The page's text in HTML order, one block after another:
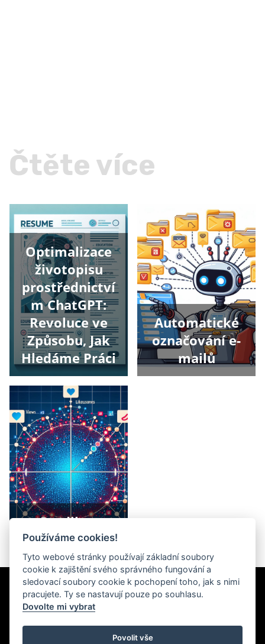
Čtěte více
Optimalizace
životopisu
prostřednictví
m ChatGPT:
Revoluce ve
Způsobu, Jak
Hledáme Práci
Automatické
označování e-
mailů
Predikce
virality
Newsletter
Používáme cookies!
Tyto webové stránky používají základní soubory
cookie k zajištění svého správného fungování a
sledovací soubory cookie k pochopení toho, jak s nimi
pracujete. Ty se nastavují pouze po souhlasu.
Dovolte mi vybrat
Povolit vše